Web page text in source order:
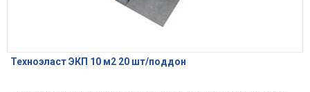
Техноэласт ЭКП 10 м2 20 шт/поддон